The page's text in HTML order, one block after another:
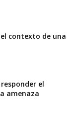
contexto de una
el
amenaza